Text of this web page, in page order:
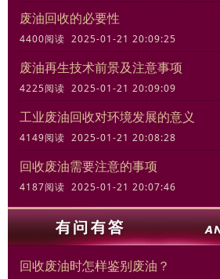
废油回收的必要性
4400阅读 2025-01-21 20:09:25
废油再生技术前景及注意事项
4225阅读 2025-01-21 20:09:09
工业废油回收对环境发展的意义
4149阅读 2025-01-21 20:08:28
回收废油需要注意的事项
4187阅读 2025-01-21 20:07:46
回收废油时怎样鉴别废油？